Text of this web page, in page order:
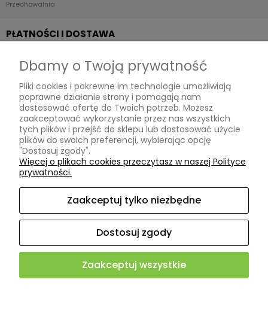
Przechowalnia
PŁATNOŚCI I DOSTAWA
Formy płatności
Czas i koszty dostawy
INFORMACJE
Polityka prywatności
Ustawienia plików cookies
Dbamy o Twoją prywatność
Pliki cookies i pokrewne im technologie umożliwiają
poprawne działanie strony i pomagają nam
dostosować ofertę do Twoich potrzeb. Możesz
zaakceptować wykorzystanie przez nas wszystkich
tych plików i przejść do sklepu lub dostosować użycie
plików do swoich preferencji, wybierając opcję
"Dostosuj zgody".
Więcej o plikach cookies przeczytasz w naszej Polityce
prywatności.
Zaakceptuj tylko niezbędne
Dostosuj zgody
Zaakceptuj wszystkie
4.9